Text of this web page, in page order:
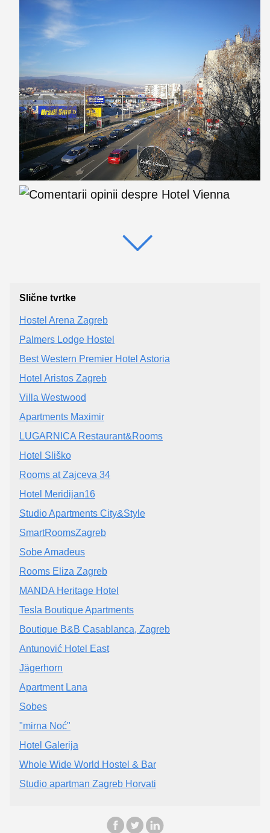
Slične tvrtke
Hostel Arena Zagreb
Palmers Lodge Hostel
Best Western Premier Hotel Astoria
Hotel Aristos Zagreb
Villa Westwood
Apartments Maximir
LUGARNICA Restaurant&Rooms
Hotel Sliško
Rooms at Zajceva 34
Hotel Meridijan16
Studio Apartments City&Style
SmartRoomsZagreb
Sobe Amadeus
Rooms Eliza Zagreb
MANDA Heritage Hotel
Tesla Boutique Apartments
Boutique B&B Casablanca, Zagreb
Antunović Hotel East
Jägerhorn
Apartment Lana
Sobes
"mirna Noć"
Hotel Galerija
Whole Wide World Hostel & Bar
Studio apartman Zagreb Horvati